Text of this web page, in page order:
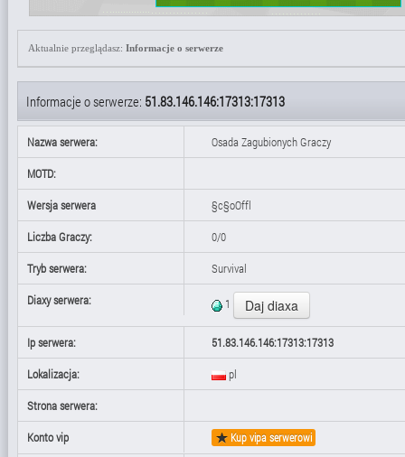
Aktualnie przeglądasz: Informacje o serwerze
Informacje o serwerze: 51.83.146.146:17313:17313
Nazwa serwera:
Osada Zagubionych Graczy
MOTD:
Wersja serwera
§c§oOffl
Liczba Graczy:
0/0
Tryb serwera:
Survival
Diaxy serwera:
1
Ip serwera:
51.83.146.146:17313:17313
Lokalizacja:
pl
Strona serwera:
Konto vip
Kup vipa serwerowi